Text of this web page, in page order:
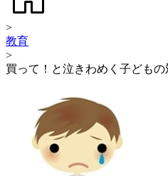
>
教育
>
買って！と泣きわめく子どもの